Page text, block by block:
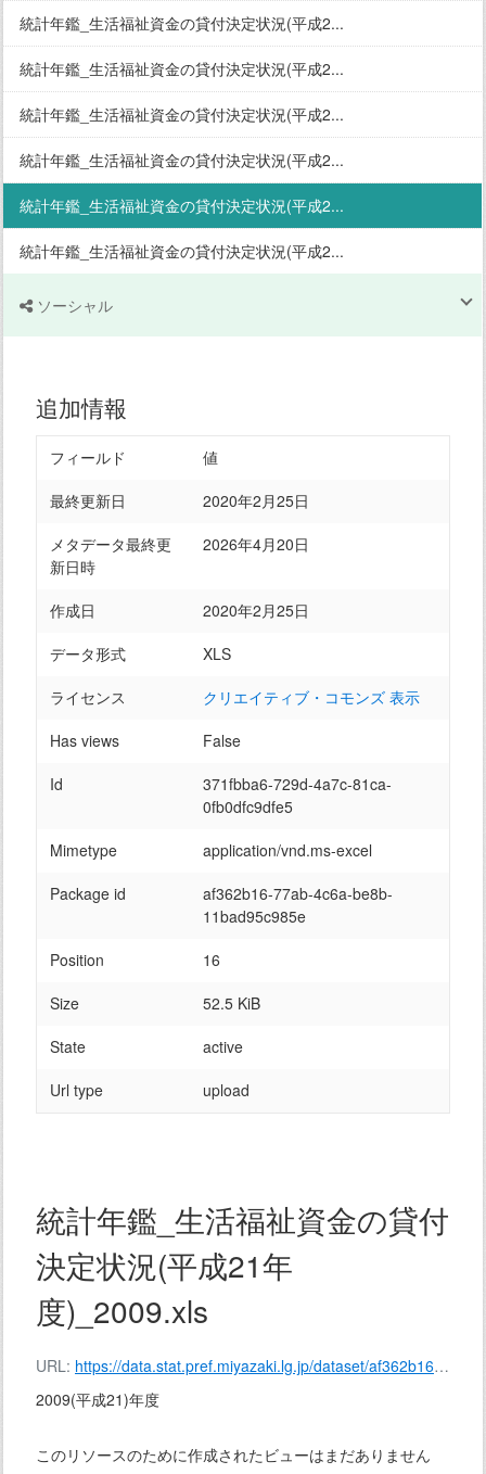
統計年鑑_生活福祉資金の貸付
決定状況(平成21年
度)_2009.xls
URL: https://data.stat.pref.miyazaki.lg.jp/dataset/af362b16-77ab-4c6a-be8b-11bad95c985e/resource/371fbba6-729d-4a7c-81ca-0fb0dfc9dfe5/download/%E7%B5%B1%E8%A8%88%E5%B9%B4%E9%91%91_%E7%94%9F%E6%B4%BB%E7%A6%8F%E7%A5%89%E8%B3%87%E9%87%91%E3%81%AE%E8%B2%B8%E4%BB%98%E6%B1%BA%E5%AE%9A%E7%8A%B6%E6%B3%81(%E5%B9%B3%E6%88%9021%E5%B9%B4%E5%BA%A6)_2009.xls
2009(平成21)年度
このリソースのために作成されたビューはまだありません
統計年鑑_生活福祉資金の貸付決定状況(平成2...
統計年鑑_生活福祉資金の貸付決定状況(平成2...
統計年鑑_生活福祉資金の貸付決定状況(平成2...
統計年鑑_生活福祉資金の貸付決定状況(平成2...
統計年鑑_生活福祉資金の貸付決定状況(平成2...
統計年鑑_生活福祉資金の貸付決定状況(平成2...
ソーシャル
追加情報
フィールド
値
最終更新日
2020年2月25日
メタデータ最終更
新日時
2026年4月20日
作成日
2020年2月25日
データ形式
XLS
ライセンス
クリエイティブ・コモンズ 表示
Has views
False
Id
371fbba6-729d-4a7c-81ca-
0fb0dfc9dfe5
Mimetype
application/vnd.ms-excel
Package id
af362b16-77ab-4c6a-be8b-
11bad95c985e
Position
16
Size
52.5 KiB
State
active
Url type
upload